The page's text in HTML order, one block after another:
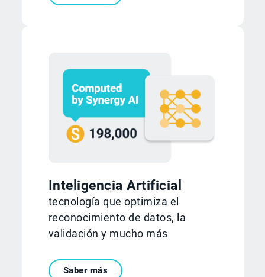
Inteligencia Artificial
tecnología que optimiza el
reconocimiento de datos, la
validación y mucho más
Saber más